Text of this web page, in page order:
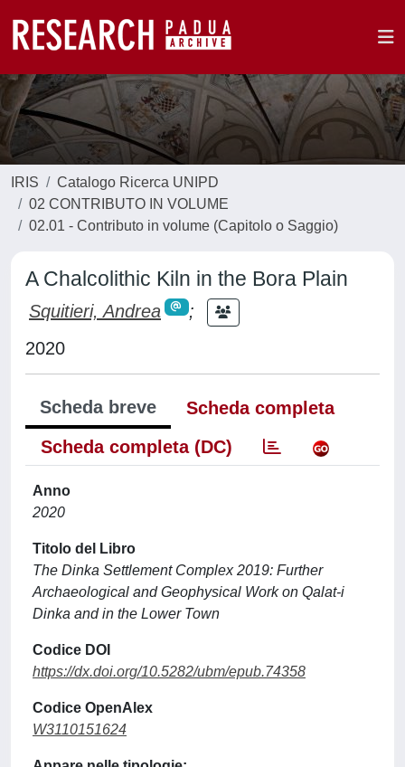
IRIS
Catalogo Ricerca UNIPD
02 CONTRIBUTO IN VOLUME
02.01 - Contributo in volume (Capitolo o Saggio)
A Chalcolithic Kiln in the Bora Plain
Squitieri, Andrea
;
2020
Scheda breve
Scheda completa
Scheda completa (DC)
Anno
2020
Titolo del Libro
The Dinka Settlement Complex 2019: Further
Archaeological and Geophysical Work on Qalat-i
Dinka and in the Lower Town
Codice DOI
https://dx.doi.org/10.5282/ubm/epub.74358
Codice OpenAlex
W3110151624